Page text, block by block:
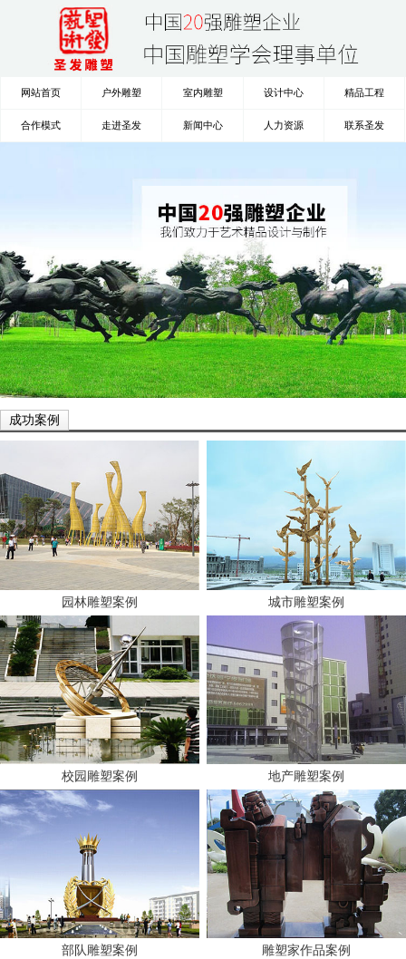
网站首页 户外雕塑 室内雕塑 设计中心 精品工程
合作模式 走进圣发 新闻中心 人力资源 联系圣发
成功案例
园林雕塑案例
校园雕塑案例
部队雕塑案例
城市雕塑案例
地产雕塑案例
雕塑家作品案例